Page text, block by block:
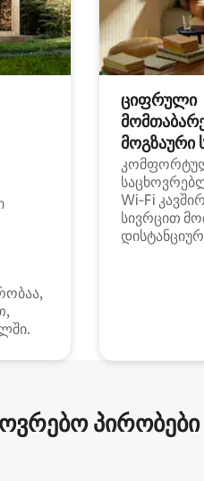
ციფრული
მოგზაური
Wi‑Fi
სივრცით